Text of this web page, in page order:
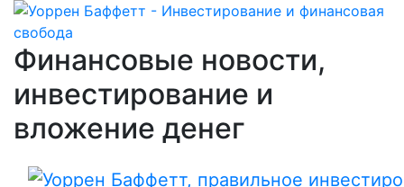
Финансовые новости,
инвестирование и
вложение денег